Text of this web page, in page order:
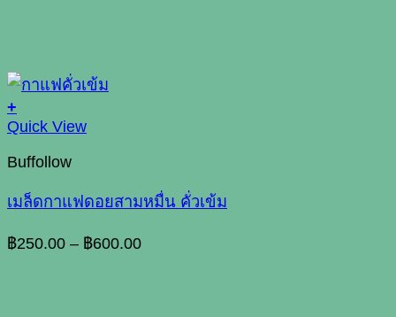
+
This
has
variants.
options
Quick View
Buffollow
เมล็ดกาแฟดอยสามหมื่น คั่วเข้ม
฿250.00 – ฿600.00Price